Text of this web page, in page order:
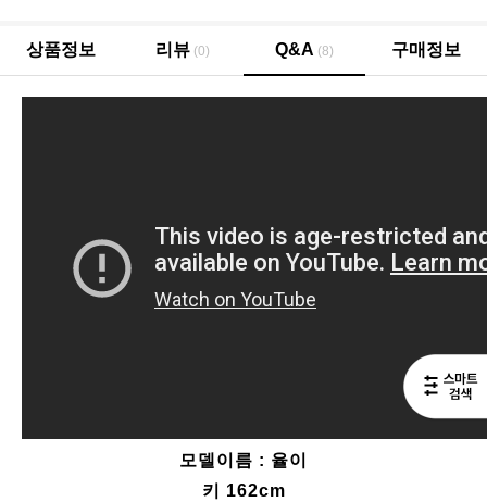
상품정보 리뷰 (0) Q&A (8) 구매정보
모델이름 : 율이
키 162cm